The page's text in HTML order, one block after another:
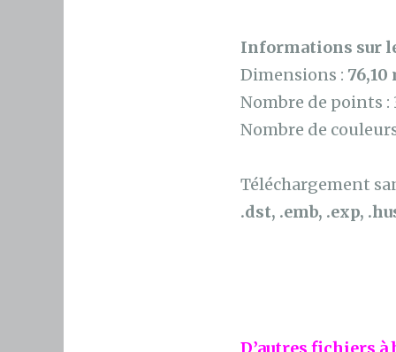
Informations sur
Dimensions : 76,10
Nombre de points :
Nombre de
Téléchargement
.dst, .emb, .exp,